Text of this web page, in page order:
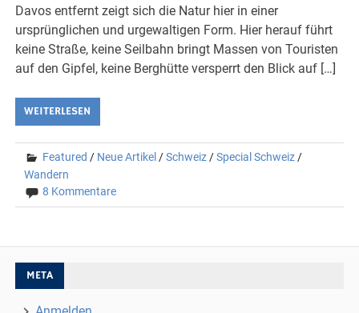
Davos entfernt zeigt sich die Natur hier in einer
ursprünglichen und urgewaltigen Form. Hier herauf führt
keine Straße, keine Seilbahn bringt Massen von Touristen
auf den Gipfel, keine Berghütte versperrt den Blick auf […]
WEITERLESEN
Featured / Neue Artikel /Schweiz /Special Schweiz /
Wandern
8 Kommentare
META